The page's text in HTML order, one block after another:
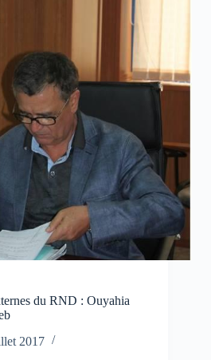
du RND : Ouyahia
2017